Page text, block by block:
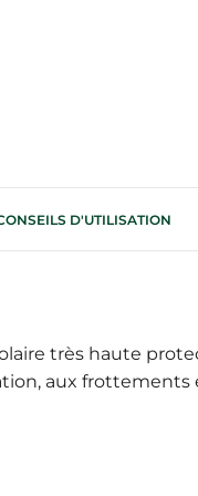
D'UTILISATION
très haute
aux